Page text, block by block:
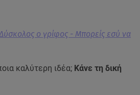
ο γρίφος - Μπορείς εσύ να
καλύτερη ιδέα; Κάνε τη δική